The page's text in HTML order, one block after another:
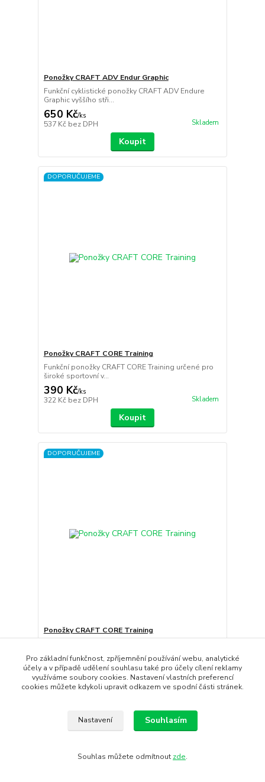
Ponožky CRAFT ADV Endur Graphic
Funkční cyklistické ponožky CRAFT ADV Endure
Graphic vyššího stři...
650 Kč/ks
537 Kč bez DPH Skladem
Koupit
DOPORUČUJEME
Ponožky CRAFT CORE Training
Funkční ponožky CRAFT CORE Training určené pro
široké sportovní v...
390 Kč/ks
322 Kč bez DPH Skladem
Koupit
DOPORUČUJEME
Ponožky CRAFT CORE Training
390 Kč/ks
322 Kč bez DPH Skladem
Pro základní funkčnost, zpříjemnění používání webu, analytické
účely a v případě udělení souhlasu také pro účely cílení reklamy
využíváme soubory cookies. Nastavení vlastních preferencí
cookies můžete kdykoli upravit odkazem ve spodní části stránek.
Nastavení Souhlasím
Souhlas můžete odmítnout zde.